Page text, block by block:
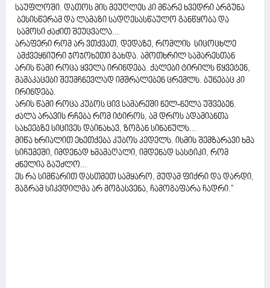
საუფლოში. დათოს მის მეუღლეს კი მწარე ხვედრი არგუნა
ბესისწერამ და ლამაზი სადღესასწაულო განწყობა და
სამოსი ძაძით შეუცვალა...
არაფერი რომ არ ვთქვათ, დედაზე, რომლის სიცოცხლე
ამქვეყნიური ჯოჯოხეთი გახდა. ამოთხრილ სამარესთან
არის წამი როცა ყველა ირინდება. ქალები ტირილს წყვეტენ,
მამაკაცები შეუმჩნევლად იმშრალებენ ცრემლს. ბუნებაც კი
ირინდება.
არის წამი როცა კუბოს ცივ სამარეში ნელ-ნელა უშვებენ.
ძალა არავის რჩება რომ იტიროს, ამ დროს ადამიანთა
სახეებზე სიცივეს დაინახავ, ზოგან სინანულს...
მიწა ხრიალით ეხეთქება კუბოს კედელს. ისმის შემზარავი ხმა
სიჩუმეში, იმდენად ხმამაღალი, იმდენად სასტიკი, რომ
ძნელია გაუძლო...
ეს რა სიმწარით დასთმეთ სამყარო, მუდამ ფიქრი და დარდი,
მაგრამ სიკვდილმა არ მოგასვენა, ჩამოგაფარა ჩადრი."